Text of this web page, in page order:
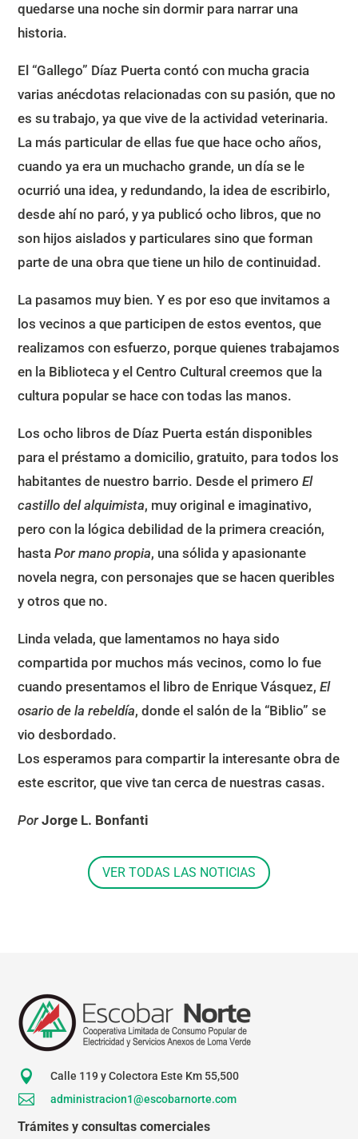
quedarse una noche sin dormir para narrar una
historia.
El “Gallego” Díaz Puerta contó con mucha gracia
varias anécdotas relacionadas con su pasión, que no
es su trabajo, ya que vive de la actividad veterinaria.
La más particular de ellas fue que hace ocho años,
cuando ya era un muchacho grande, un día se le
ocurrió una idea, y redundando, la idea de escribirlo,
desde ahí no paró, y ya publicó ocho libros, que no
son hijos aislados y particulares sino que forman
parte de una obra que tiene un hilo de continuidad.
La pasamos muy bien. Y es por eso que invitamos a
los vecinos a que participen de estos eventos, que
realizamos con esfuerzo, porque quienes trabajamos
en la Biblioteca y el Centro Cultural creemos que la
cultura popular se hace con todas las manos.
Los ocho libros de Díaz Puerta están disponibles
para el préstamo a domicilio, gratuito, para todos los
habitantes de nuestro barrio. Desde el primeroEl
castillo del alquimista, muy original e imaginativo,
pero con la lógica debilidad de la primera creación,
hastaPor mano propia, una sólida y apasionante
novela negra, con personajes que se hacen queribles
y otros que no.
Linda velada, que lamentamos no haya sido
compartida por muchos más vecinos, como lo fue
cuando presentamos el libro de Enrique Vásquez,El
osario de la rebeldía, donde el salón de la “Biblio” se
vio desbordado.
Los esperamos para compartir la interesante obra de
este escritor, que vive tan cerca de nuestras casas.
Por Jorge L. Bonfanti
VER TODAS LAS NOTICIAS
 Calle 119 y Colectora Este Km 55,500
 administracion1@escobarnorte.com
Trámites y consultas comerciales